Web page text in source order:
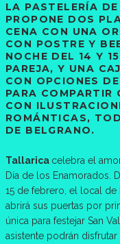
LA PASTELERÍA
PROPONE DOS
CENA CON UNA
CON POSTRE Y
NOCHE DEL 14 Y
PAREJA, Y UNA
CON OPCIONES
PARA COMPARTIR
CON
ROMÁNTICAS,
DE BELGRANO.
Tallarica celebra el
Día de los Enamorados.
15 de febrero, el local de
abrirá sus puertas por
única para festejar San
asistente podrán